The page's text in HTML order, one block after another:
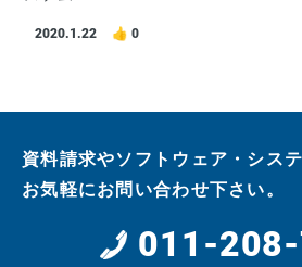
2020.1.22 0
資料請求やソフトウェア・シス
お気軽にお問い合わせ下さい。
011-